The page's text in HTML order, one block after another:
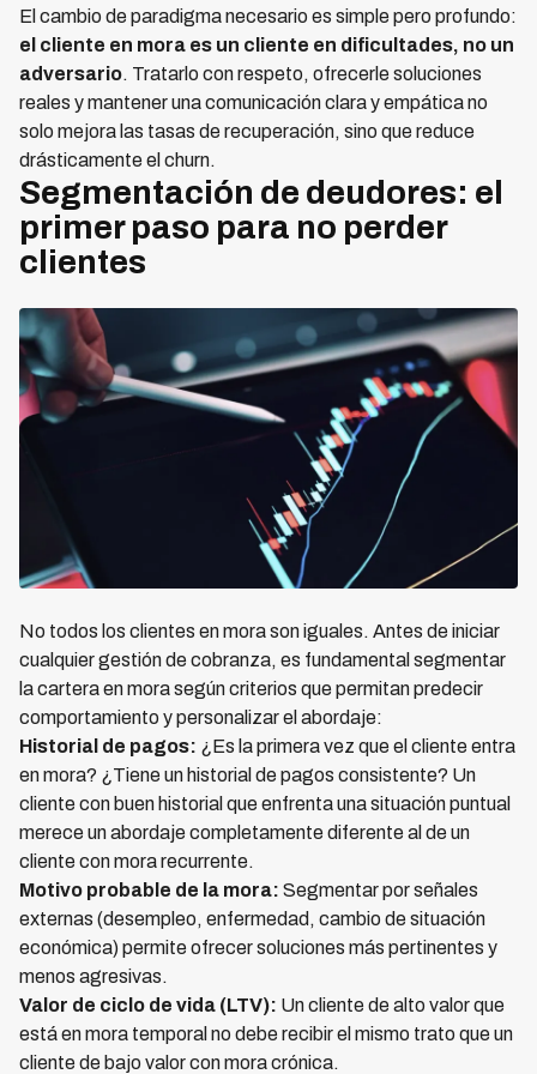
El cambio de paradigma necesario es simple pero profundo:
el cliente en mora es un cliente en dificultades, no un
adversario. Tratarlo con respeto, ofrecerle soluciones
reales y mantener una comunicación clara y empática no
solo mejora las tasas de recuperación, sino que reduce
drásticamente el churn.
Segmentación de deudores: el
primer paso para no perder
clientes
No todos los clientes en mora son iguales. Antes de iniciar
cualquier gestión de cobranza, es fundamental segmentar
la cartera en mora según criterios que permitan predecir
comportamiento y personalizar el abordaje:
Historial de pagos: ¿Es la primera vez que el cliente entra
en mora? ¿Tiene un historial de pagos consistente? Un
cliente con buen historial que enfrenta una situación puntual
merece un abordaje completamente diferente al de un
cliente con mora recurrente.
Motivo probable de la mora: Segmentar por señales
externas (desempleo, enfermedad, cambio de situación
económica) permite ofrecer soluciones más pertinentes y
menos agresivas.
Valor de ciclo de vida (LTV): Un cliente de alto valor que
está en mora temporal no debe recibir el mismo trato que un
cliente de bajo valor con mora crónica.